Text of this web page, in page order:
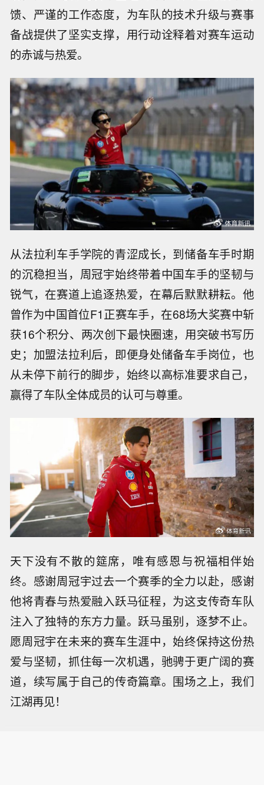
馈、严谨的工作态度，为车队的技术升级与赛事
备战提供了坚实支撑，用行动诠释着对赛车运动
的赤诚与热爱。
从法拉利车手学院的青涩成长，到储备车手时期
的沉稳担当，周冠宇始终带着中国车手的坚韧与
锐气，在赛道上追逐热爱，在幕后默默耕耘。他
曾作为中国首位F1正赛车手，在68场大奖赛中斩
获16个积分、两次创下最快圈速，用突破书写历
史；加盟法拉利后，即便身处储备车手岗位，也
从未停下前行的脚步，始终以高标准要求自己，
赢得了车队全体成员的认可与尊重。
天下没有不散的筵席，唯有感恩与祝福相伴始
终。感谢周冠宇过去一个赛季的全力以赴，感谢
他将青春与热爱融入跃马征程，为这支传奇车队
注入了独特的东方力量。跃马虽别，逐梦不止。
愿周冠宇在未来的赛车生涯中，始终保持这份热
爱与坚韧，抓住每一次机遇，驰骋于更广阔的赛
道，续写属于自己的传奇篇章。围场之上，我们
江湖再见！